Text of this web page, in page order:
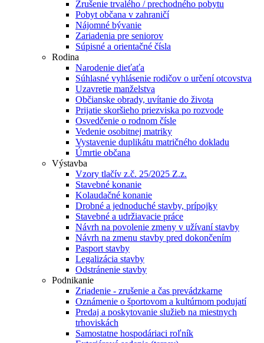
Zrušenie trvalého / prechodného pobytu
Pobyt občana v zahraničí
Nájomné bývanie
Zariadenia pre seniorov
Súpisné a orientačné čísla
Rodina
Narodenie dieťaťa
Súhlasné vyhlásenie rodičov o určení otcovstva
Uzavretie manželstva
Občianske obrady, uvítanie do života
Prijatie skoršieho priezviska po rozvode
Osvedčenie o rodnom čísle
Vedenie osobitnej matriky
Vystavenie duplikátu matričného dokladu
Úmrtie občana
Výstavba
Vzory tlačív z.č. 25/2025 Z.z.
Stavebné konanie
Kolaudačné konanie
Drobné a jednoduché stavby, prípojky
Stavebné a udržiavacie práce
Návrh na povolenie zmeny v užívaní stavby
Návrh na zmenu stavby pred dokončením
Pasport stavby
Legalizácia stavby
Odstránenie stavby
Podnikanie
Zriadenie - zrušenie a čas prevádzkarne
Oznámenie o športovom a kultúrnom podujatí
Predaj a poskytovanie služieb na miestnych
trhoviskách
Samostatne hospodáriaci roľník